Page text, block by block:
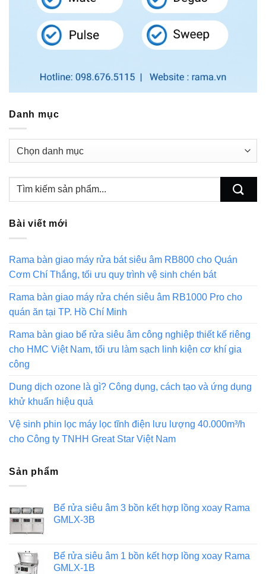
Danh mục
Bài viết mới
Rama bàn giao máy rửa bát siêu âm RB800 cho Quán
Cơm Chí Thắng, tối ưu quy trình vệ sinh chén bát
Rama bàn giao máy rửa chén siêu âm RB1000 Pro cho
quán ăn tại TP. Hồ Chí Minh
Rama bàn giao bể rửa siêu âm công nghiệp thiết kế riêng
cho HMC Việt Nam, tối ưu làm sạch linh kiện cơ khí gia
công
Dung dịch ozone là gì? Công dụng, cách tạo và ứng dụng
khử khuẩn hiệu quả
Vệ sinh phin lọc máy lọc tĩnh điện lưu lượng 40.000m³/h
cho Công ty TNHH Great Star Việt Nam
Sản phẩm
Bể rửa siêu âm 3 bồn kết hợp lồng xoay Rama
GMLX-3B
Bể rửa siêu âm 1 bồn kết hợp lồng xoay Rama
GMLX-1B